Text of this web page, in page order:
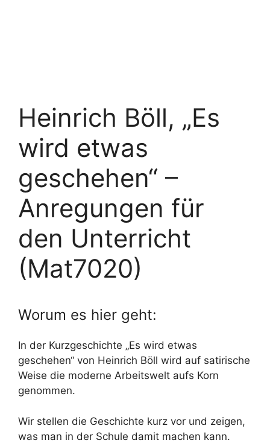
Heinrich Böll, „Es
wird etwas
geschehen“ –
Anregungen für
den Unterricht
(Mat7020)
Worum es hier geht:
In der Kurzgeschichte „Es wird etwas
geschehen“ von Heinrich Böll wird auf satirische
Weise die moderne Arbeitswelt aufs Korn
genommen.
Wir stellen die Geschichte kurz vor und zeigen,
was man in der Schule damit machen kann.